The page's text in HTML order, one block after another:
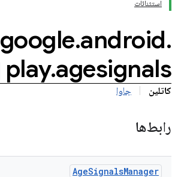
استثنائات
google.android.
play.agesignals
کاتلین جاوا
رابط‌ها
AgeSignalsManager